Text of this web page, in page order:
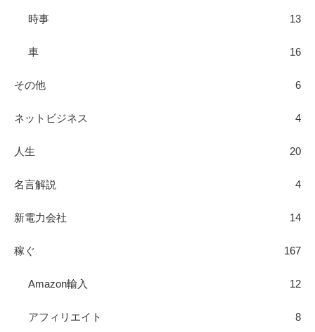
時事 13
車 16
その他 6
ネットビジネス 4
人生 20
名言解説 4
新電力会社 14
稼ぐ 167
Amazon輸入 12
アフィリエイト 8